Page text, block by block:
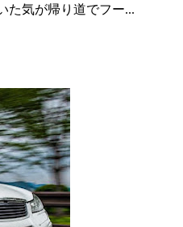
た気が帰り道でフー...